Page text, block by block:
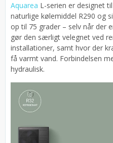
Aquarea L-serien er designet
naturlige kølemiddel R290 og
op til 75 grader – selv når der
gør den særligt velegnet ved
installationer, samt hvor der
få varmt vand. Forbindelsen
hydraulisk.